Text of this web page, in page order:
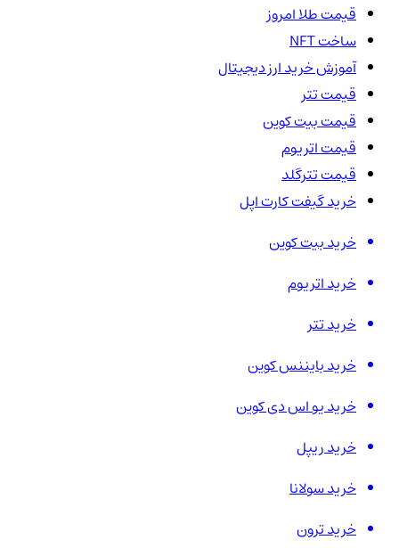
قیمت طلا امروز
ساخت NFT
آموزش خرید ارز دیجیتال
قیمت تتر
قیمت بیت کوین
قیمت اتریوم
قیمت تترگلد
خرید گیفت کارت اپل
خرید بیت کوین
خرید اتریوم
خرید تتر
خرید بایننس کوین
خرید یو اس دی کوین
خرید ریپل
خرید سولانا
خرید ترون